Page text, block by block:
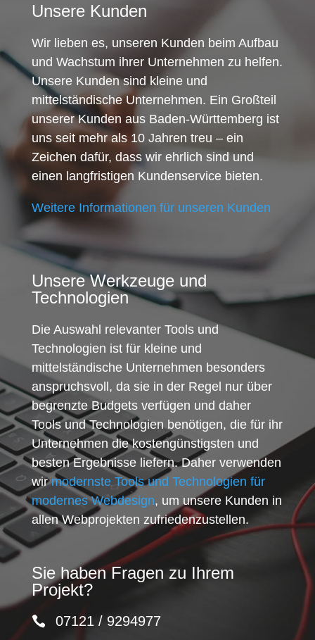
Unsere Kunden
Wir lieben es, unseren Kunden beim Aufbau
und Wachstum ihrer Unternehmen zu helfen.
Unsere Kunden sind kleine und
mittelständische Unternehmen. Ein Großteil
unserer Kunden aus Baden-Württemberg ist
uns seit mehr als 10 Jahren treu – ein
Zeichen dafür, dass wir ehrlich sind und
einen langfristigen Kundenservice bieten.
Weitere Informationen für unseren Kunden
Unsere Werkzeuge und
Technologien
Die Auswahl relevanter Tools und
Technologien ist für kleine und
mittelständische Unternehmen besonders
anspruchsvoll, da sie in der Regel nur über
begrenzte Budgets verfügen und daher
Tools und Technologien benötigen, die für ihr
Unternehmen die kostengünstigsten und
besten Ergebnisse liefern. Daher verwenden
wirmodernste Tools und Technologien für
modernes Webdesign, um unsere Kunden in
allen Webprojekten zufriedenzustellen.
Sie haben Fragen zu Ihrem
Projekt?
07121 / 9294977